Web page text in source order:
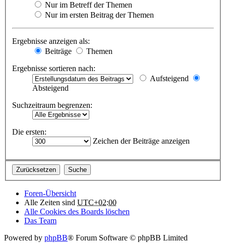
Nur im Betreff der Themen
Nur im ersten Beitrag der Themen
Ergebnisse anzeigen als:
Beiträge
Themen
Ergebnisse sortieren nach:
Aufsteigend
Absteigend
Suchzeitraum begrenzen:
Die ersten:
Zeichen der Beiträge anzeigen
Foren-Übersicht
Alle Zeiten sind UTC+02:00
Alle Cookies des Boards löschen
Das Team
Powered by phpBB® Forum Software © phpBB Limited